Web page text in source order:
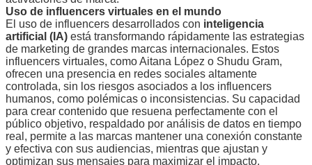
Uso de influencers virtuales en el mundo
El uso de influencers desarrollados con inteligencia
artificial (IA) está transformando rápidamente las estrategias
de marketing de grandes marcas internacionales. Estos
influencers virtuales, como Aitana López o Shudu Gram,
ofrecen una presencia en redes sociales altamente
controlada, sin los riesgos asociados a los influencers
humanos, como polémicas o inconsistencias. Su capacidad
para crear contenido que resuena perfectamente con el
público objetivo, respaldado por análisis de datos en tiempo
real, permite a las marcas mantener una conexión constante
y efectiva con sus audiencias, mientras que ajustan y
optimizan sus mensajes para maximizar el impacto.